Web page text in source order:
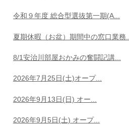
令和９年度 総合型選抜第一期(A...
夏期休暇（お盆）期間中の窓口業務...
8/1安治川部屋おかみの奮闘記講...
2026年7月25日(土)オープ...
2026年9月13日(日) オー...
2026年9月5日(土) オープ...